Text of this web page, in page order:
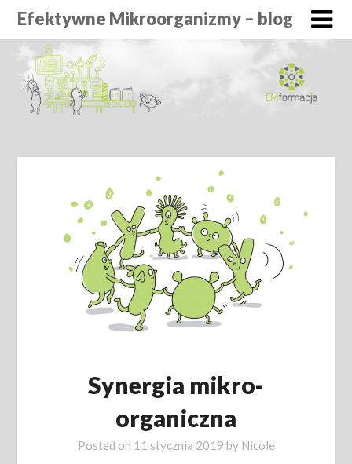
Efektywne Mikroorganizmy – blog
Synergia mikro-
organiczna
Posted on 11 stycznia 2019 by Nicole